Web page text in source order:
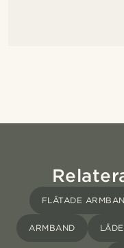
FLÄTADE
ARMBAND